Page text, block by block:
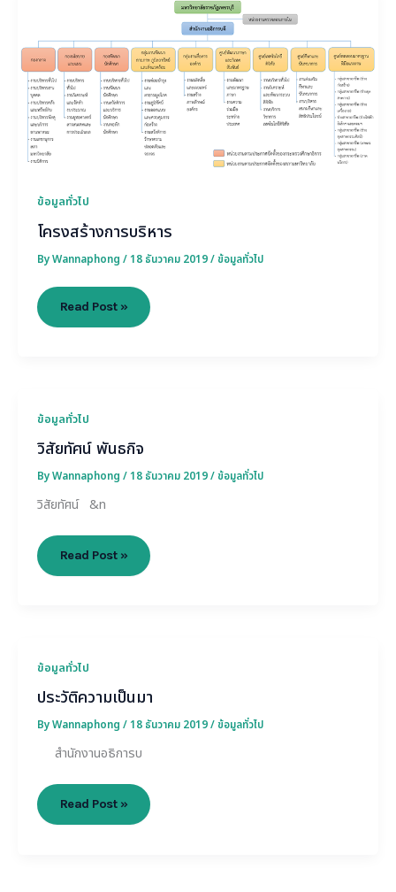
ข้อมูลทั่วไป
โครงสร้างการบริหาร
ByWannaphong /18 ธันวาคม 2019/ข้อมูลทั่วไป
Read Post »
ข้อมูลทั่วไป
วิสัยทัศน์ พันธกิจ
ByWannaphong /18 ธันวาคม 2019/ข้อมูลทั่วไป
วิสัยทัศน์ &n
วิสัย
พันธ
Read Post »
ข้อมูลทั่วไป
ประวัติความเป็นมา
ByWannaphong /18 ธันวาคม 2019/ข้อมูลทั่วไป
สำนักงานอธิการบ
ประวัติ
เป็น
Read Post »